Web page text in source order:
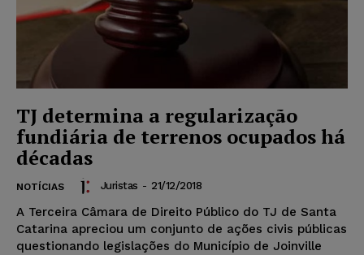
TJ determina a regularização
fundiária de terrenos ocupados há
décadas
NOTÍCIAS Juristas - 21/12/2018
A Terceira Câmara de Direito Público do TJ de Santa
Catarina apreciou um conjunto de ações civis públicas
questionando legislações do Município de Joinville